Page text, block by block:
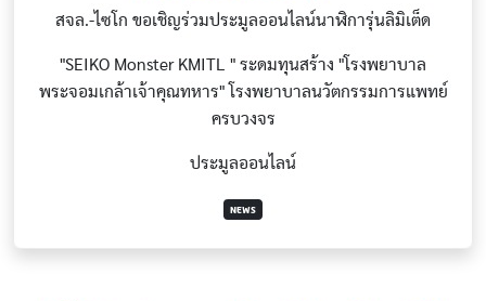
สจล.-ไซโก ขอเชิญร่วมประมูลออนไลน์นาฬิการุ่นลิมิเต็ด
"SEIKO Monster KMITL " ระดมทุนสร้าง "โรงพยาบาล
พระจอมเกล้าเจ้าคุณทหาร" โรงพยาบาลนวัตกรรมการแพทย์
ครบวงจร
ประมูลออนไลน์
NEWS